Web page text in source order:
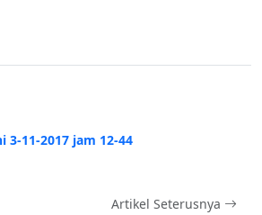
3-11-2017 jam 12-44
Artikel Seterusnya